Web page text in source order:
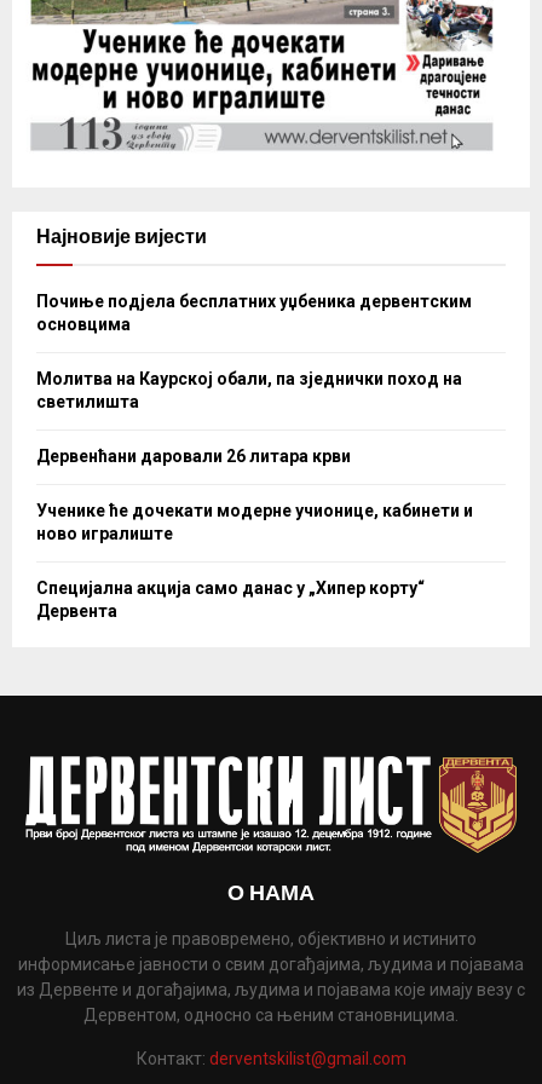
Најновије вијести
Почиње подјела бесплатних уџбеника дервентским
основцима
Молитва на Каурској обали, па зједнички поход на
светилишта
Дервенћани даровали 26 литара крви
Ученике ће дочекати модерне учионице, кабинети и
ново игралиште
Специјална акција само данас у „Хипер корту“
Дервента
О НАМА
Циљ листа је правовремено, објективно и истинито
информисање јавности о свим догађајима, људима и појавама
из Дервенте и догађајима, људима и појавама које имају везу с
Дервентом, односно са њеним становницима.
Контакт: derventskilist@gmail.com